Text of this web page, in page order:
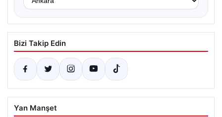
Bizi Takip Edin
Yan Manşet